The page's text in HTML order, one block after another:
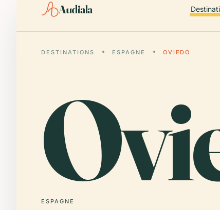
Audiala
DESTINATIONS ESPAGNE OVIEDO
ESPAGNE